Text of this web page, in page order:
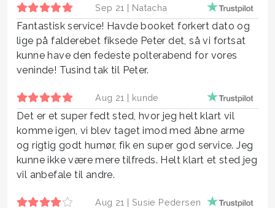
Sep 21 | Natacha
Fantastisk service! Havde booket forkert dato og
lige på falderebet fiksede Peter det, så vi fortsat
kunne have den fedeste polterabend for vores
veninde! Tusind tak til Peter.
Aug 21 | kunde
Det er et super fedt sted, hvor jeg helt klart vil
komme igen, vi blev taget imod med åbne arme
og rigtig godt humør, fik en super god service. Jeg
kunne ikke være mere tilfreds. Helt klart et sted jeg
vil anbefale til andre.
Aug 21 | Susie Pedersen